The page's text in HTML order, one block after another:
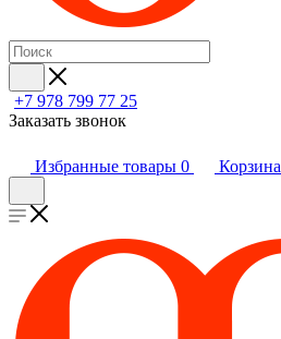
+7 978 799 77 25
Заказать звонок
Избранные товары 0 Корзина